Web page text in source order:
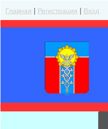
Главная | Регистрация | Вход